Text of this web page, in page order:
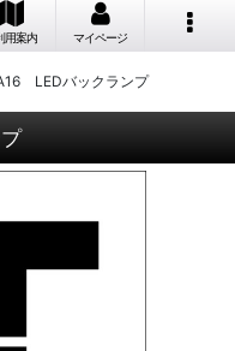
用案内 マイページ
LEDバックランプ